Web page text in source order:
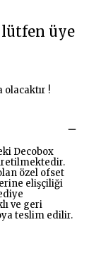
üye
!
Decobox
özel ofset
elişçiliği
ve geri
teslim edilir.